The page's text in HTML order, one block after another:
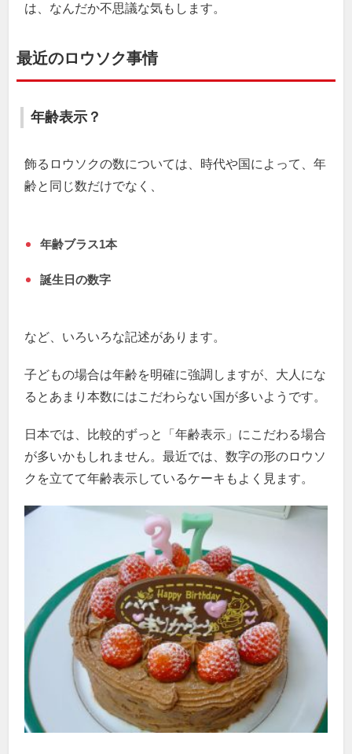
は、なんだか不思議な気もします。
最近のロウソク事情
年齢表示？
飾るロウソクの数については、時代や国によって、年
齢と同じ数だけでなく、
年齢ブラス1本
誕生日の数字
など、いろいろな記述があります。
子どもの場合は年齢を明確に強調しますが、大人にな
るとあまり本数にはこだわらない国が多いようです。
日本では、比較的ずっと「年齢表示」にこだわる場合
が多いかもしれません。最近では、数字の形のロウソ
クを立てて年齢表示しているケーキもよく見ます。